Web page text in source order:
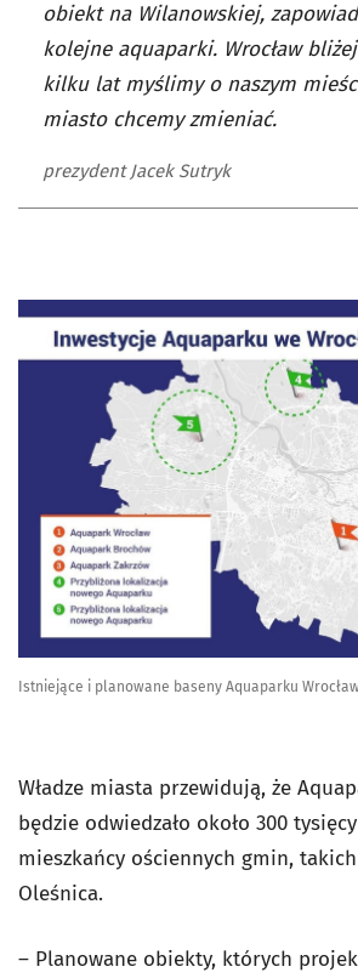
obiekt na Wilanowskiej,
kolejne aquaparki. Wrocław
kilku lat myślimy o naszym
miasto chcemy zmieniać.
prezydent Jacek Sutryk
Istniejące i planowane baseny Aquaparku
Władze miasta przewidują, że
będzie odwiedzało około 300
mieszkańcy ościennych gmin, takich
Oleśnica.
– Planowane obiekty, których